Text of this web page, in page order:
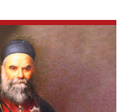
نداء اليوم
محليات
أسرار
متفرقات